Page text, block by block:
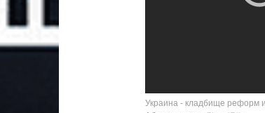
Украина - кладбище реформ